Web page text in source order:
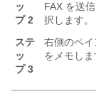
ッ
プ 2
FAX を送
択します。
ステ
ッ
プ 3
右側のペ
をメモしま